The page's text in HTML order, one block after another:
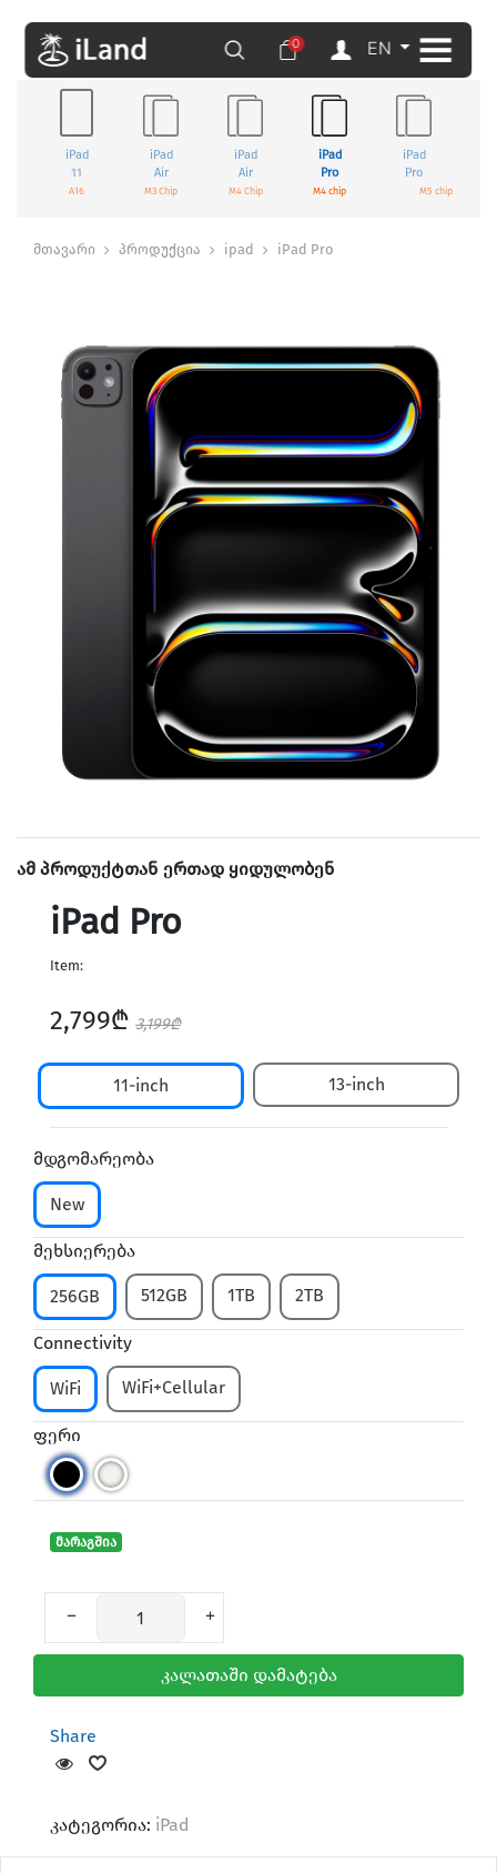
0 EN
iPad
11
A16
iPad
Air
M3 Chip
iPad
Air
M4 Chip
iPad
Pro
M4 chip
iPad
Pro
M5 chip
მთავარი პროდუქცია ipad iPad Pro
ამ პროდუქტთან ერთად ყიდულობენ
iPad Pro
Item:
2,799₾ 3,199₾
11-inch 13-inch
მდგომარეობა
New
მეხსიერება
256GB 512GB 1TB 2TB
Connectivity
WiFi WiFi+Cellular
ფერი
მარაგშია
კალათაში დამატება
Share
კატეგორია: iPad